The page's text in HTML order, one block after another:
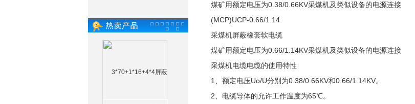
煤矿用额定电压为0.38/0.66KV采煤机及类似设备的电源连接
(MCP)UCP-0.66/1.14
采煤机屏蔽橡套软电缆
煤矿用额定电压为0.66/1.14KV采煤机及类似设备的电源连接
采煤机电缆电缆的使用特性
1、额定电压Uo/U分别为0.38/0.66KV和0.66/1.14KV。
2、电缆导体的允许工作温度为65℃。